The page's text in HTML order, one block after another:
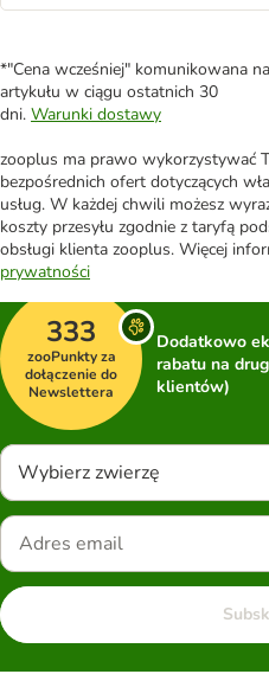
*"Cena wcześniej" komunikowana
artykułu w ciągu ostatnich 30
dni. Warunki dostawy
zooplus ma prawo wykorzystywać
bezpośrednich ofert dotyczących
usług. W każdej chwili możesz
koszty przesyłu zgodnie z taryfą
obsługi klienta zooplus. Więcej
prywatności
333
zooPunkty za
dołączenie do
Newslettera
Dodatkowo
rabatu na
klientów)
Wybierz zwierzę